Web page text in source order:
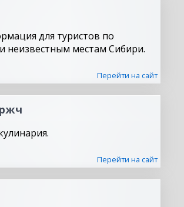
для туристов по
неизвестным местам Сибири.
Перейти на сайт
Перейти на сайт